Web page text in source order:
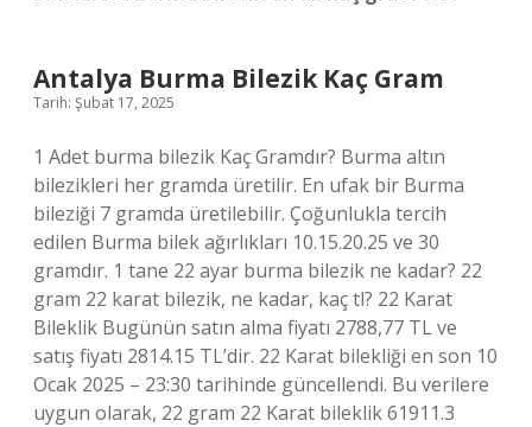
Antalya Burma Bilezik Kaç Gram
Tarih: Şubat 17, 2025
1 Adet burma bilezik Kaç Gramdır? Burma altın
bilezikleri her gramda üretilir. En ufak bir Burma
bileziği 7 gramda üretilebilir. Çoğunlukla tercih
edilen Burma bilek ağırlıkları 10.15.20.25 ve 30
gramdır. 1 tane 22 ayar burma bilezik ne kadar? 22
gram 22 karat bilezik, ne kadar, kaç tl? 22 Karat
Bileklik Bugünün satın alma fiyatı 2788,77 TL ve
satış fiyatı 2814.15 TL’dir. 22 Karat bilekliği en son 10
Ocak 2025 – 23:30 tarihinde güncellendi. Bu verilere
uygun olarak, 22 gram 22 Karat bileklik 61911.3